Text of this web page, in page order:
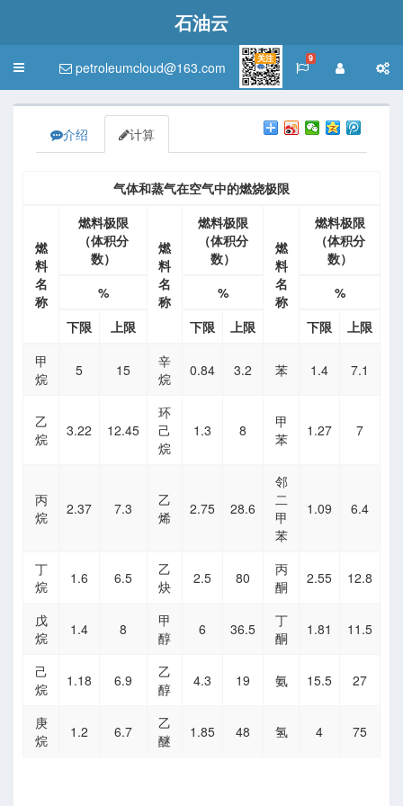
石油云
Toggle
petroleumcloud@163.com
关注 9
介绍 计算
气体和蒸气在空气中的燃烧极限
燃
料
名
称
燃料极限
（体积分
数）
燃
料
名
称
燃料极限
（体积分
数）
燃
料
名
称
燃料极限
（体积分
数）
%
%
%
下限
上限 下限 上限 下限
上限
甲
烷
5 15
辛
烷
0.84 3.2 苯 1.4 7.1
乙
烷
3.22 12.45
环
己
烷
1.3 8
甲
苯
1.27 7
丙
烷
2.37 7.3
乙
烯
2.75 28.6
邻
二
甲
苯
1.09 6.4
丁
烷
1.6 6.5
乙
炔
2.5 80
丙
酮
2.55 12.8
戊
烷
1.4 8
甲
醇
6 36.5
丁
酮
1.81 11.5
己
烷
1.18 6.9
乙
醇
4.3 19 氨 15.5 27
庚
烷
1.2 6.7
乙
醚
1.85 48 氢 4 75